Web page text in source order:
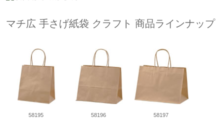
マチ広 手さげ紙袋 クラフト 商品ラインナップ
58195 58196 58197